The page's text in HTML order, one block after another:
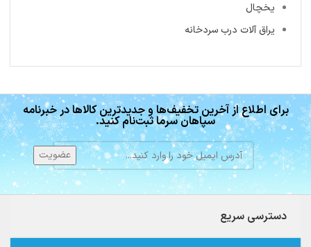
یخچال
یراق آلات درب سردخانه
برای اطلاع از آخرین تخفیف‌ها و جدیدترین کالاها در خبرنامه
سپاهان سرما ثبت‌نام کنید.
دسترسی سریع